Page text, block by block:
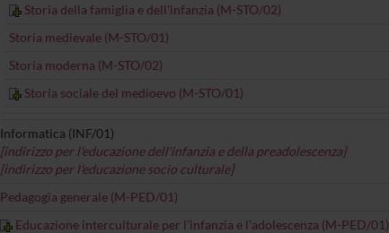
Storia della famiglia e dell'infanzia (M-STO/02)
Storia medievale (M-STO/01)
Storia moderna (M-STO/02)
Storia sociale del medioevo (M-STO/01)
Informatica (INF/01)
[indirizzo per l'educazione dell'infanzia e della preadolescenza]
[indirizzo per l'educazione socio culturale]
Pedagogia generale (M-PED/01)
Educazione interculturale per l'infanzia e l'adolescenza (M-PED/01)